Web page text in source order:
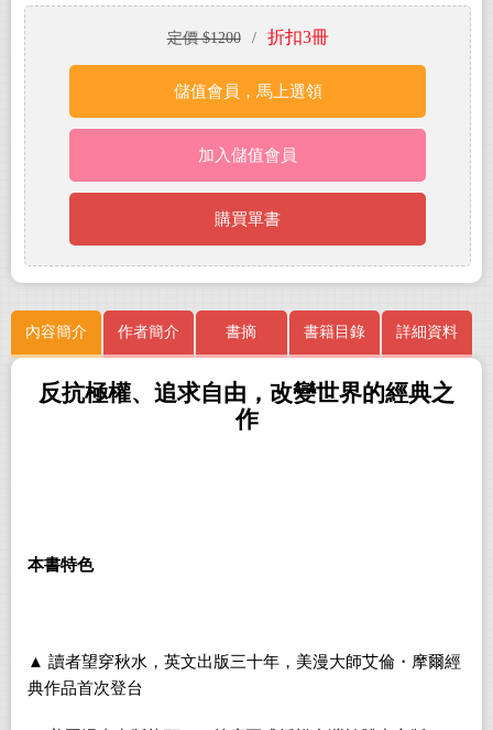
定價 $1200 / 折扣3冊
儲值會員，馬上選領
加入儲值會員
購買單書
內容簡介 作者簡介 書摘 書籍目錄 詳細資料
反抗極權、追求自由， 改變世界的經典之
作
本書特色
▲ 讀者望穿秋水，英文出版三十年，美漫大師艾倫・摩爾經
典作品首次登台